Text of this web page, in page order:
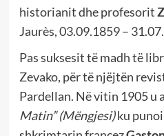
historianit dhe profesorit
Jaurès, 03.09.1859 –
Pas suksesit të madh të
Zevako, për të njëjtën
Pardellan. Në vitin 1905 u
Matin” (Mëngjesi)ku